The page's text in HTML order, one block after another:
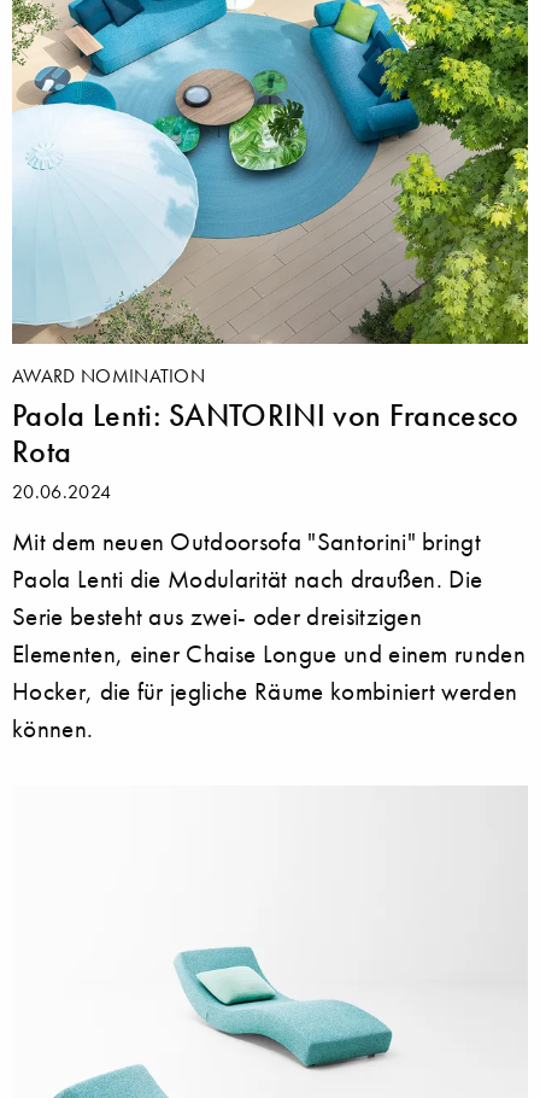
AWARD NOMINATION
Paola Lenti: SANTORINI von Francesco
Rota
20.06.2024
Mit dem neuen Outdoorsofa "Santorini" bringt
Paola Lenti die Modularität nach draußen. Die
Serie besteht aus zwei- oder dreisitzigen
Elementen, einer Chaise Longue und einem runden
Hocker, die für jegliche Räume kombiniert werden
können.